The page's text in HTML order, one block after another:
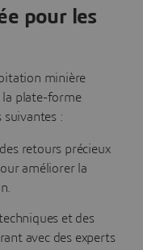
pour les
minière
la plate-forme
suivantes :
retours précieux
améliorer la
et des
avec des experts